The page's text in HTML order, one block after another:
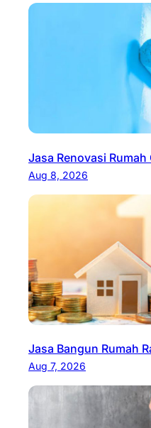
Jasa Renovasi
Aug 8, 2026
Jasa Bangun Rumah
Aug 7, 2026